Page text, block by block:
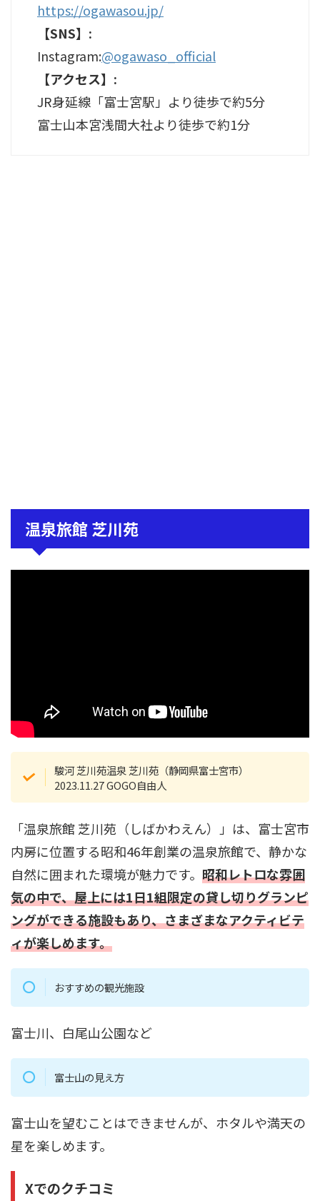
https://ogawasou.jp/
【SNS】:
Instagram:@ogawaso_official
【アクセス】:
JR身延線「富士宮駅」より徒歩で約5分
富士山本宮浅間大社より徒歩で約1分
温泉旅館 芝川苑
駿河 芝川苑温泉 芝川苑（静岡県富士宮市）
2023.11.27 GOGO自由人
「温泉旅館 芝川苑（しばかわえん）」は、富士宮市
内房に位置する昭和46年創業の温泉旅館で、静かな
自然に囲まれた環境が魅力です。 昭和レトロな雰囲
気の中で、屋上には1日1組限定の貸し切りグランピ
ングができる施設もあり、さまざまなアクティビテ
ィが楽しめます。
おすすめの観光施設
富士川、白尾山公園など
富士山の見え方
富士山を望むことはできませんが、ホタルや満天の
星を楽しめます。
Xでのクチコミ